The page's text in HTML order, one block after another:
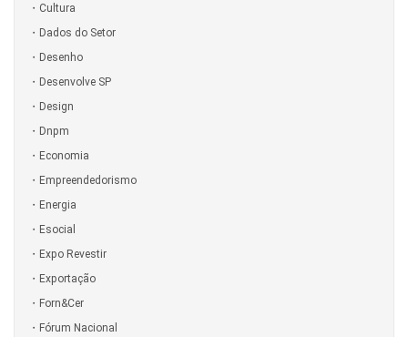
Cultura
Dados do Setor
Desenho
Desenvolve SP
Design
Dnpm
Economia
Empreendedorismo
Energia
Esocial
Expo Revestir
Exportação
Forn&Cer
Fórum Nacional